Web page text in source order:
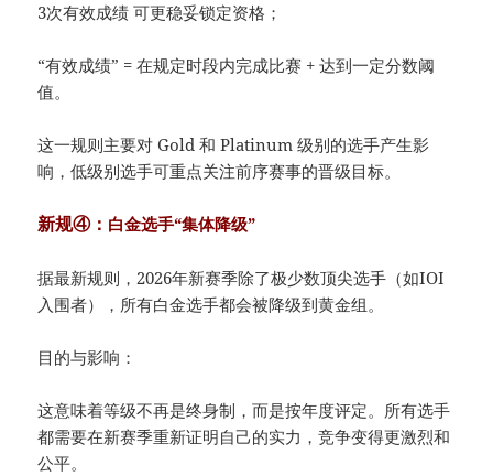
3次有效成绩 可更稳妥锁定资格；
“有效成绩” = 在规定时段内完成比赛 + 达到一定分数阈
值。
这一规则主要对 Gold 和 Platinum 级别的选手产生影
响，低级别选手可重点关注前序赛事的晋级目标。
新规④： 白金选手“集体降级”
据最新规则，2026年新赛季除了极少数顶尖选手（如IOI
入围者），所有白金选手都会被降级到黄金组。
目的与影响：
这意味着等级不再是终身制，而是按年度评定。所有选手
都需要在新赛季重新证明自己的实力，竞争变得更激烈和
公平。